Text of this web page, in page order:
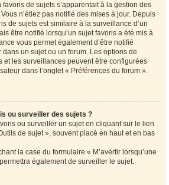
de sujets s’apparentait à la gestion des
n’étiez pas notifié des mises à jour. Depuis
de sujets est similaire à la surveillance d’un
être notifié lorsqu’un sujet favoris a été mis à
vous permet également d’être notifié
dans un sujet ou un forum. Les options de
et les surveillances peuvent être configurées
dans l’onglet « Préférences du forum ».
ou surveiller des sujets ?
ou surveiller un sujet en cliquant sur le lien
de sujet », souvent placé en haut et en bas
la case du formulaire « M’avertir lorsqu’une
également de surveiller le sujet.